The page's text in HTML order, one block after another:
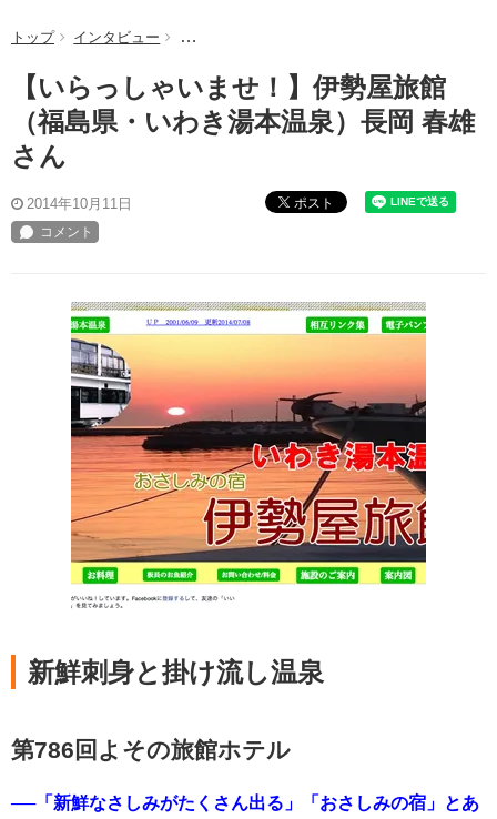
トップ インタビュー 【いらっしゃいませ！】伊勢屋旅館（福島県・
【いらっしゃいませ！】伊勢屋旅館
（福島県・いわき湯本温泉）長岡 春雄
さん
2014年10月11日 ポスト
新鮮刺身と掛け流し温泉
第786回よその旅館ホテル
──「新鮮なさしみがたくさん出る」「おさしみの宿」とあ